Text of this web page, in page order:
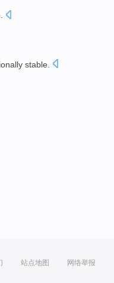
stable
站点地图 网络举报